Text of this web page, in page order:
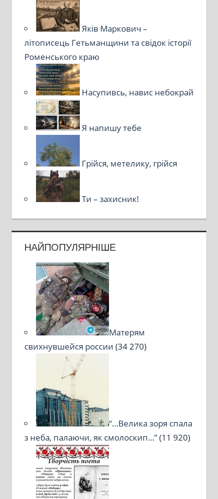
Яків Маркович –
літописець Гетьманщини та свідок історії
Роменського краю
Насупивсь, навис небокрай
Я напишу тебе
Грійся, метелику, грійся
Ти – захисник!
НАЙПОПУЛЯРНІШЕ
Матерям
свихнувшейся россии (34 270)
“…Велика зоря спала
з неба, палаючи, як смолоскип…”(11 920)